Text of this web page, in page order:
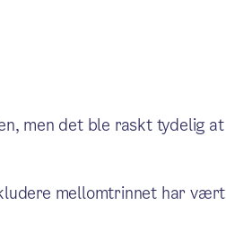
men det ble raskt tydelig at
mellomtrinnet har vært